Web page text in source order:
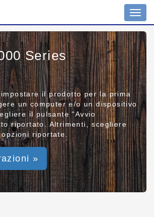
Series
il prodotto per la prima
un computer e/o un dispositivo
il pulsante "Avvio
riportato. Altrimenti, scegliere
riportate.
»